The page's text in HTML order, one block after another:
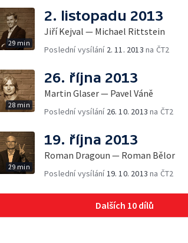
29 min
2. listopadu 2013
Jiří Kejval — Michael Rittstein
Poslední vysílání 2. 11. 2013 na ČT2
28 min
26. října 2013
Martin Glaser — Pavel Váně
Poslední vysílání 26. 10. 2013 na ČT2
29 min
19. října 2013
Roman Dragoun — Roman Bělor
Poslední vysílání 19. 10. 2013 na ČT2
Dalších 10 dílů